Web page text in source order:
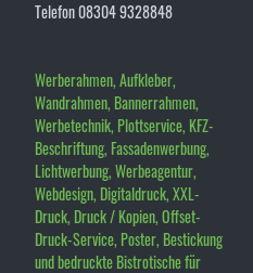
Telefon 08304 9328848
Werberahmen, Aufkleber,
Wandrahmen, Bannerrahmen,
Werbetechnik, Plottservice, KFZ-
Beschriftung, Fassadenwerbung,
Lichtwerbung, Werbeagentur,
Webdesign, Digitaldruck, XXL-
Druck, Druck / Kopien, Offset-
Druck-Service, Poster, Bestickung
und bedruckte Bistrotische für